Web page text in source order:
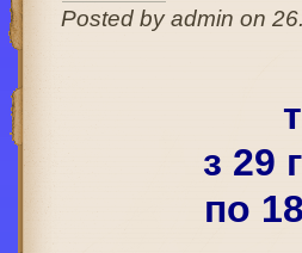
Posted by admin on
з 29
по